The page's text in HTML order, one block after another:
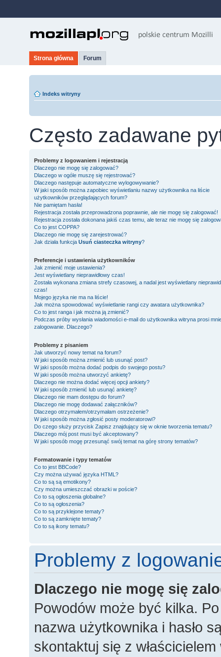
Strona główna Forum
Indeks witryny
Często zadawane
Problemy z logowaniem i rejestracją
Dlaczego nie mogę się zalogować?
Dlaczego w ogóle muszę się rejestrować?
Dlaczego następuje automatyczne wylogowywanie?
W jaki sposób można zapobiec wyświetlaniu nazwy użytkownika na liście
użytkowników przeglądających forum?
Nie pamiętam hasła!
Rejestracja została przeprowadzona poprawnie, ale nie mogę się zalogować!
Rejestracja została dokonana jakiś czas temu, ale teraz nie mogę się
Co to jest COPPA?
Dlaczego nie mogę się zarejestrować?
Jak działa funkcja Usuń ciasteczka witryny?
Preferencje i ustawienia użytkowników
Jak zmienić moje ustawienia?
Jest wyświetlany nieprawidłowy czas!
Została wykonana zmiana strefy czasowej, a nadal jest wyświetlany
czas!
Mojego języka nie ma na liście!
Jak można spowodować wyświetlanie rangi czy awatara użytkownika?
Co to jest ranga i jak można ją zmienić?
Podczas próby wysłania wiadomości e-mail do użytkownika witryna prosi
zalogowanie. Dlaczego?
Problemy z pisaniem
Jak utworzyć nowy temat na forum?
W jaki sposób można zmienić lub usunąć post?
W jaki sposób można dodać podpis do swojego postu?
W jaki sposób można utworzyć ankietę?
Dlaczego nie można dodać więcej opcji ankiety?
W jaki sposób zmienić lub usunąć ankietę?
Dlaczego nie mam dostępu do forum?
Dlaczego nie mogę dodawać załączników?
Dlaczego otrzymałem/otrzymałam ostrzeżenie?
W jaki sposób można zgłosić posty moderatorowi?
Do czego służy przycisk Zapisz znajdujący się w oknie tworzenia tematu?
Dlaczego mój post musi być akceptowany?
W jaki sposób mogę przesunąć swój temat na górę strony tematów?
Formatowanie i typy tematów
Co to jest BBCode?
Czy można używać języka HTML?
Co to są są emotikony?
Czy można umieszczać obrazki w poście?
Co to są ogłoszenia globalne?
Co to są ogłoszenia?
Co to są przyklejone tematy?
Co to są zamknięte tematy?
Co to są ikony tematu?
Problemy z
Dlaczego nie mogę się
Powodów może być kilka.
nazwa użytkownika i hasło
skontaktuj się z